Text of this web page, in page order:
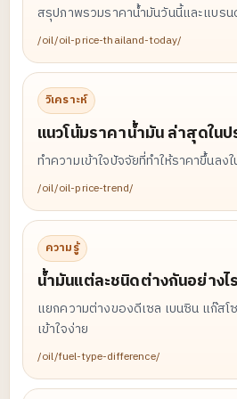
สรุปภาพรวมราคาน้ำมันวันนี้และแบร
/oil/oil-price-thailand-today/
วิเคราะห์
แนวโน้มราคาน้ำมัน ล่าสุดในป
ทำความเข้าใจปัจจัยที่ทำให้ราคาขึ้นลง
/oil/oil-price-trend/
ความรู้
น้ำมันแต่ละชนิดต่างกันอย่างไร
แยกความต่างของดีเซล เบนซิน แก๊สโ
เข้าใจง่าย
/oil/fuel-type-difference/